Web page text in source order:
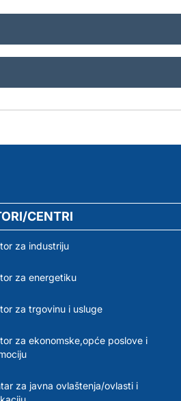
CENTRI
za industriju
za energetiku
za trgovinu i usluge
za ekonomske,opće poslove i
za javna ovlaštenja/ovlasti i